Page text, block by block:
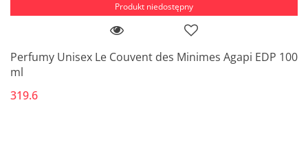
Produkt niedostępny
Perfumy Unisex Le Couvent des Minimes Agapi EDP 100
ml
319.6